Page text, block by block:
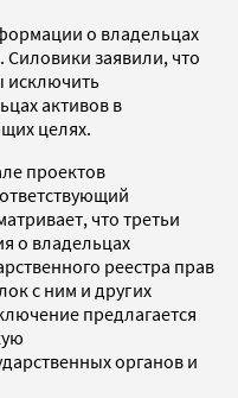
о владельцах
заявили, что
исключить
активов в
целях.
проектов
что третьи
о владельцах
реестра прав
с ним и других
предлагается
органов и